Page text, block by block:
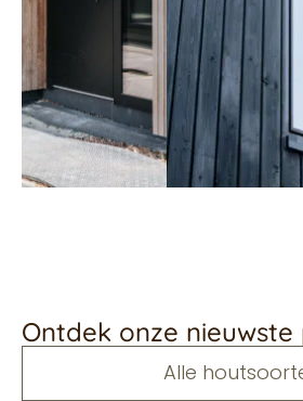
Ontdek onze
Alle